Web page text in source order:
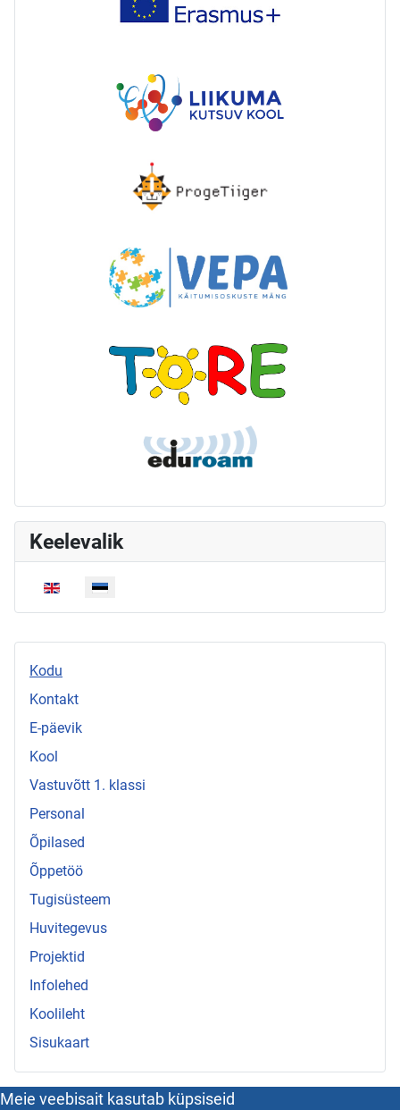
Kodu
Kontakt
E-päevik
Kool
Vastuvõtt 1. klassi
Personal
Õpilased
Õppetöö
Tugisüsteem
Huvitegevus
Projektid
Infolehed
Koolileht
Sisukaart
Keelevalik
Vali keel
Meie veebisait kasutab küpsiseid